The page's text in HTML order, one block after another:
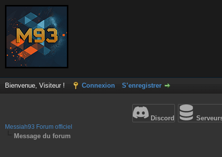
Bienvenue, Visiteur ! Connexion S’enregistrer
Discord
Messiah93 Forum officiel
Message du forum